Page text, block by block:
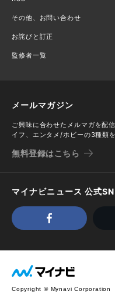
その他、お問い合わせ
お詫びと訂正
監修者一覧
メールマガジン
ご興味に合わせたメルマガを配
イフ、エンタメ/ホビーの3種類を
無料登録はこちら
マイナビニュース 公式
Copyright © Mynavi Corporation